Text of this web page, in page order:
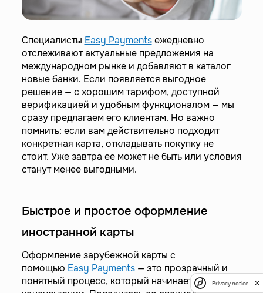
Специалисты Easy Paymentsежедневно
отслеживают актуальные предложения на
международном рынке и добавляют в каталог
новые банки. Если появляется выгодное
решение — с хорошим тарифом, доступной
верификацией и удобным функционалом — мы
сразу предлагаем его клиентам. Но важно
помнить: если вам действительно подходит
конкретная карта, откладывать покупку не
стоит. Уже завтра ее может не быть или условия
станут менее выгодными.
Быстрое и простое оформление
иностранной карты
Оформление зарубежной карты с
помощью Easy Payments— это прозрачный и
понятный процесс, который начинается с
Privacy notice